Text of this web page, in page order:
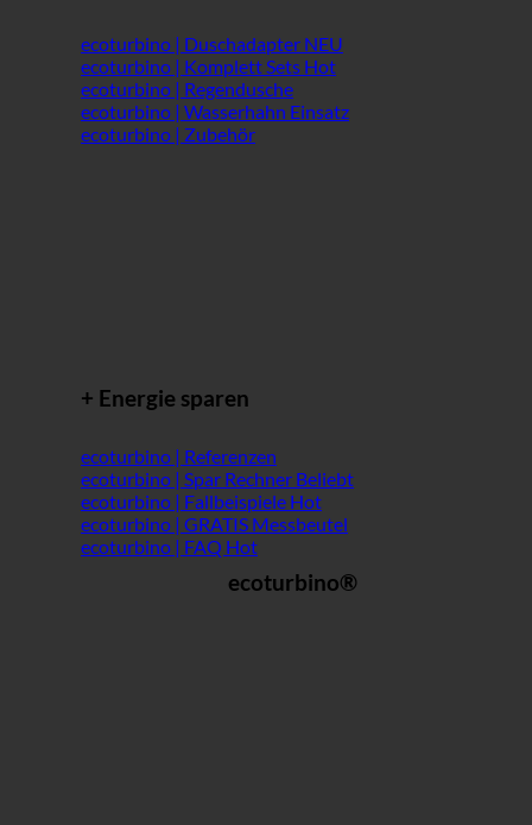
ecoturbino | Duschadapter
ecoturbino | Komplett Sets
ecoturbino | Regendusche
ecoturbino | Wasserhahn Einsatz
ecoturbino | Zubehör
+ Energie sparen
ecoturbino | Referenzen
ecoturbino | Spar Rechner
ecoturbino | Fallbeispiele
ecoturbino | GRATIS Messbeutel
ecoturbino | FAQ
ecoturbino®